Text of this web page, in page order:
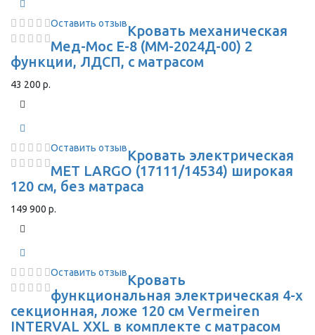
Оставить отзывКровать механическая
Мед-Мос Е-8 (ММ-2024Д-00) 2
функции, ЛДСП, с матрасом
43 200 р.
Оставить отзывКровать электрическая
МЕТ LARGO (17111/14534) широкая
120 см, без матраса
149 900 р.
Оставить отзывКровать
функциональная электрическая 4-х
секционная, ложе 120 см Vermeiren
INTERVAL XXL в комплекте с матрасом